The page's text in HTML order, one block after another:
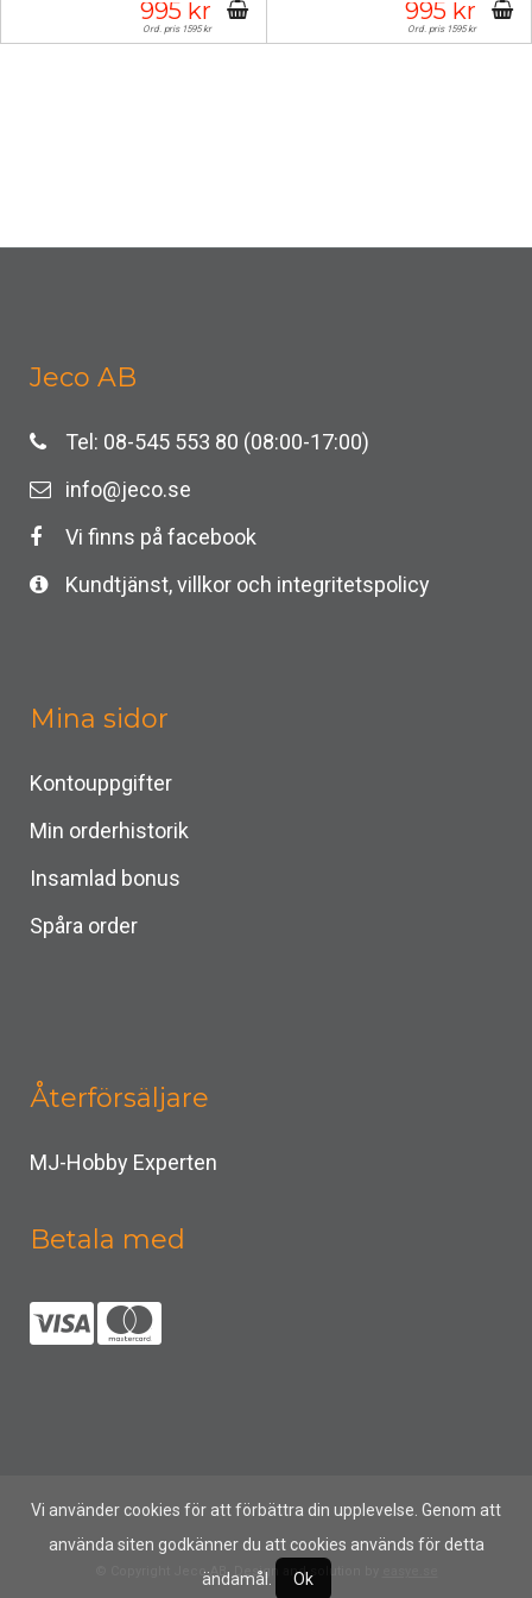
Vi använder cookies för att förbättra din upplevelse. Genom att
använda siten godkänner du att cookies används för detta
ändamål.
Ok
995 kr
Ord. pris 1595 kr
995 kr
Ord. pris 1595 kr
Jeco AB
Tel: 08-545 553 80 (08:00-17:00)
info@jeco.se
Vi finns på facebook
Kundtjänst, villkor och integritetspolicy
Mina sidor
Kontouppgifter
Min orderhistorik
Insamlad bonus
Spåra order
Återförsäljare
MJ-Hobby Experten
Betala med
© Copyright Jeco AB, Design and solution by